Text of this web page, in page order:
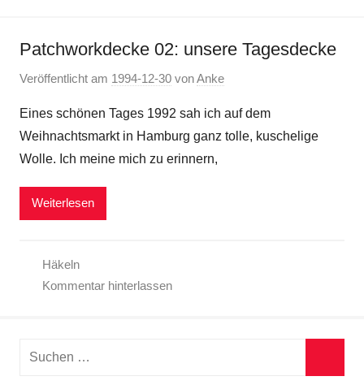
Patchworkdecke 02: unsere Tagesdecke
Veröffentlicht am 1994-12-30 vonAnke
Eines schönen Tages 1992 sah ich auf dem
Weihnachtsmarkt in Hamburg ganz tolle, kuschelige
Wolle. Ich meine mich zu erinnern,
Weiterlesen
Häkeln
Kommentar hinterlassen
Suchen